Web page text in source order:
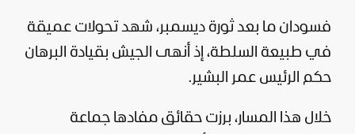
فسودان ما بعد ثورة ديسمبر، شهد تحولات عميقة
في طبيعة السلطة، إذ أنهى الجيش بقيادة البرهان
حكم الرئيس عمر البشير.
خلال هذا المسار، برزت حقائق مفادها جماعة